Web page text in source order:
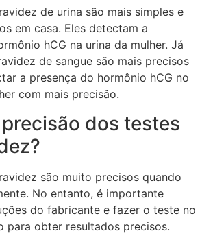
de urina são mais simples e
em casa. Eles detectam a
hCG na urina da mulher. Já
de sangue são mais precisos
a presença do hormônio hCG no
com mais precisão.
dos testes
são muito precisos quando
No entanto, é importante
do fabricante e fazer o teste no
para obter resultados precisos.